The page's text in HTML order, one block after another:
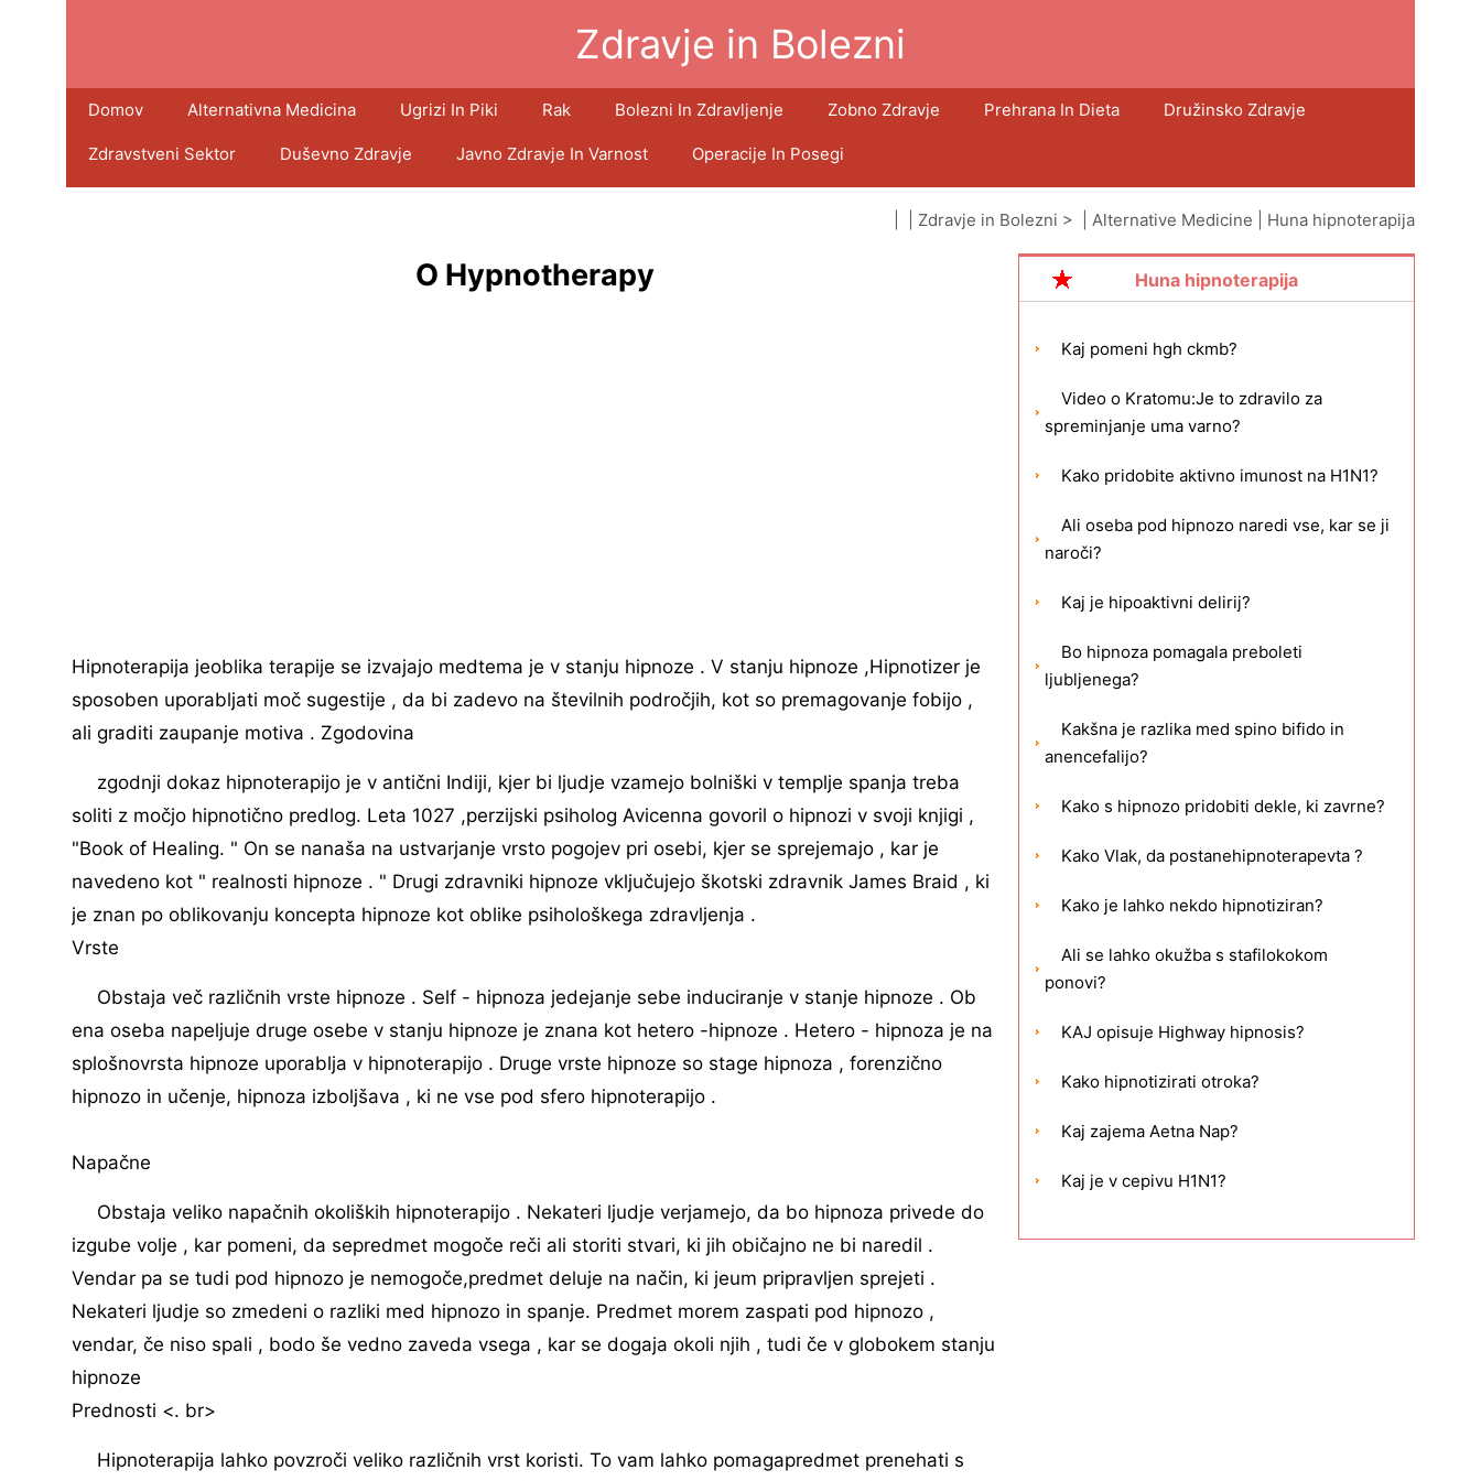
Zdravje in Bolezni
Domov Alternativna Medicina Ugrizi In Piki Rak Bolezni In Zdravljenje Zobno Zdravje Prehrana In Dieta Družinsko Zdravje
Zdravstveni Sektor Duševno Zdravje Javno Zdravje In Varnost Operacije In Posegi
Zdravje in Bolezni > | Alternative Medicine Huna hipnoterapija
O Hypnotherapy
Hipnoterapija jeoblika terapije se izvajajo medtema je v stanju hipnoze . V stanju hipnoze ,Hipnotizer je
sposoben uporabljati moč sugestije , da bi zadevo na številnih področjih, kot so premagovanje fobijo ,
ali graditi zaupanje motiva . Zgodovina
zgodnji dokaz hipnoterapijo je v antični Indiji, kjer bi ljudje vzamejo bolniški v templje spanja treba
soliti z močjo hipnotično predlog. Leta 1027 ,perzijski psiholog Avicenna govoril o hipnozi v svoji knjigi ,
"Book of Healing. " On se nanaša na ustvarjanje vrsto pogojev pri osebi, kjer se sprejemajo , kar je
navedeno kot " realnosti hipnoze . " Drugi zdravniki hipnoze vključujejo škotski zdravnik James Braid , ki
je znan po oblikovanju koncepta hipnoze kot oblike psihološkega zdravljenja .
Vrste
Obstaja več različnih vrste hipnoze . Self - hipnoza jedejanje sebe induciranje v stanje hipnoze . Ob
ena oseba napeljuje druge osebe v stanju hipnoze je znana kot hetero -hipnoze . Hetero - hipnoza je na
splošnovrsta hipnoze uporablja v hipnoterapijo . Druge vrste hipnoze so stage hipnoza , forenzično
hipnozo in učenje, hipnoza izboljšava , ki ne vse pod sfero hipnoterapijo .
Napačne
Obstaja veliko napačnih okoliških hipnoterapijo . Nekateri ljudje verjamejo, da bo hipnoza privede do
izgube volje , kar pomeni, da sepredmet mogoče reči ali storiti stvari, ki jih običajno ne bi naredil .
Vendar pa se tudi pod hipnozo je nemogoče,predmet deluje na način, ki jeum pripravljen sprejeti .
Nekateri ljudje so zmedeni o razliki med hipnozo in spanje. Predmet morem zaspati pod hipnozo ,
vendar, če niso spali , bodo še vedno zaveda vsega , kar se dogaja okoli njih , tudi če v globokem stanju
hipnoze
Prednosti <. br>
Hipnoterapija lahko povzroči veliko različnih vrst koristi. To vam lahko pomagapredmet prenehati s
Huna hipnoterapija
Kaj pomeni hgh ckmb?
Video o Kratomu:Je to zdravilo za
spreminjanje uma varno?
Kako pridobite aktivno imunost na H1N1?
Ali oseba pod hipnozo naredi vse, kar se ji
naroči?
Kaj je hipoaktivni delirij?
Bo hipnoza pomagala preboleti
ljubljenega?
Kakšna je razlika med spino bifido in
anencefalijo?
Kako s hipnozo pridobiti dekle, ki zavrne?
Kako Vlak, da postanehipnoterapevta ?
Kako je lahko nekdo hipnotiziran?
Ali se lahko okužba s stafilokokom
ponovi?
KAJ opisuje Highway hipnosis?
Kako hipnotizirati otroka?
Kaj zajema Aetna Nap?
Kaj je v cepivu H1N1?